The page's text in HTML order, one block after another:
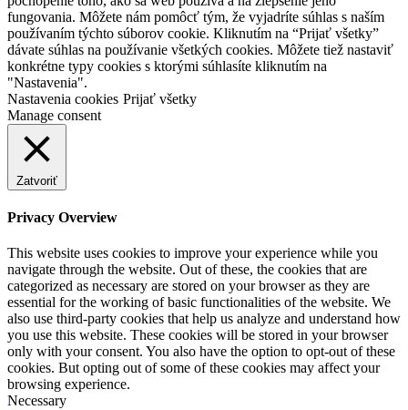
fungovania. Môžete nám pomôcť tým, že vyjadríte súhlas s naším
používaním týchto súborov cookie. Kliknutím na “Prijať všetky”
dávate súhlas na používanie všetkých cookies. Môžete tiež nastaviť
konkrétne typy cookies s ktorými súhlasíte kliknutím na
"Nastavenia".
Nastavenia cookies Prijať všetky
Manage consent
Zatvoriť
Privacy Overview
This website uses cookies to improve your experience while you
navigate through the website. Out of these, the cookies that are
categorized as necessary are stored on your browser as they are
essential for the working of basic functionalities of the website. We
also use third-party cookies that help us analyze and understand how
you use this website. These cookies will be stored in your browser
only with your consent. You also have the option to opt-out of these
cookies. But opting out of some of these cookies may affect your
browsing experience.
Necessary